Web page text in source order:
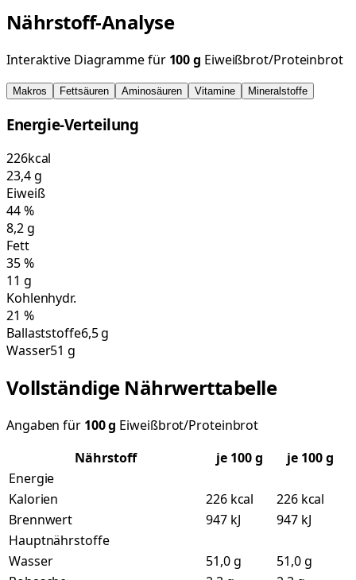
Nährstoff-Analyse
Interaktive Diagramme für 100g Eiweißbrot/Proteinbrot
Makros Fettsäuren Aminosäuren Vitamine Mineralstoffe
Energie-Verteilung
226kcal
23,4g
Eiweiß
44%
8,2g
Fett
35%
11 g
Kohlenhydr.
21 %
Ballaststoffe6,5 g
Wasser51 g
Vollständige Nährwerttabelle
Angaben für 100g Eiweißbrot/Proteinbrot
Nährstoff
je 100g
je 100 g
Energie
Kalorien
226 kcal
226 kcal
Brennwert
947 kJ
947 kJ
Hauptnährstoffe
Wasser
51,0 g
51,0 g